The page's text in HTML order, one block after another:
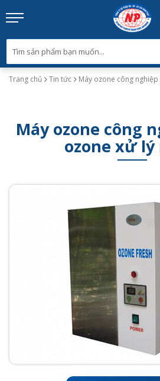
Trang chủ Tin tức Máy ozone công
Máy ozone công
ozone xử